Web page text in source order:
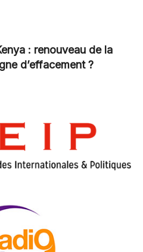
: renouveau de la
d’effacement ?